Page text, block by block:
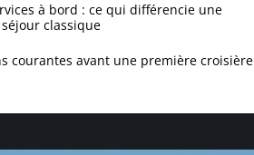
à bord : ce qui différencie une
classique
courantes avant une première croisière